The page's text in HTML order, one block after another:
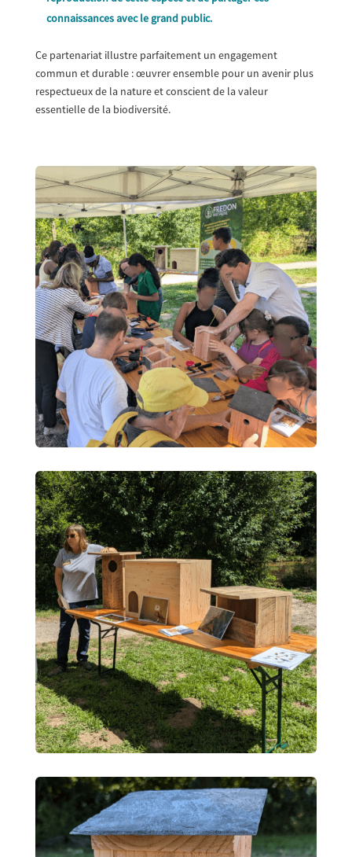
connaissances avec le grand public.
Ce partenariat illustre parfaitement un engagement
commun et durable : œuvrer ensemble pour un avenir plus
respectueux de la nature et conscient de la valeur
essentielle de la biodiversité.